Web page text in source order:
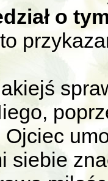
o
siebie